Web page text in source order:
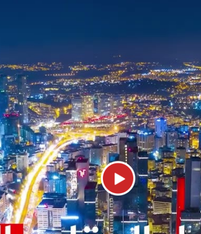
مجمع عقاري جاهز
للسكن مباشرة في
بورصة في منطقة
عثمان غازي.
جاهز 1
1
بورصة - عثمان غازي